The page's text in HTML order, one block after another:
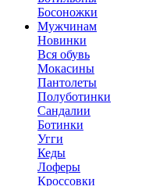
Босоножки
Мужчинам
Новинки
Вся обувь
Мокасины
Пантолеты
Полуботинки
Сандалии
Ботинки
Угги
Кеды
Лоферы
Кроссовки